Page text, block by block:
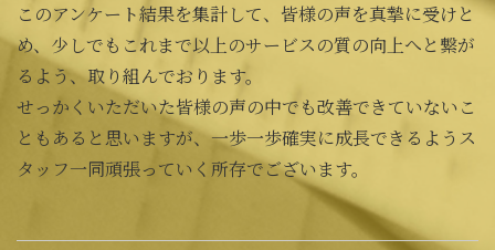
このアンケート結果を集計して、皆様の声を真摯に受けと
め、少しでもこれまで以上のサービスの質の向上へと繋が
るよう、取り組んでおります。
せっかくいただいた皆様の声の中でも改善できていないこ
ともあると思いますが、一歩一歩確実に成長できるようス
タッフ一同頑張っていく所存でございます。